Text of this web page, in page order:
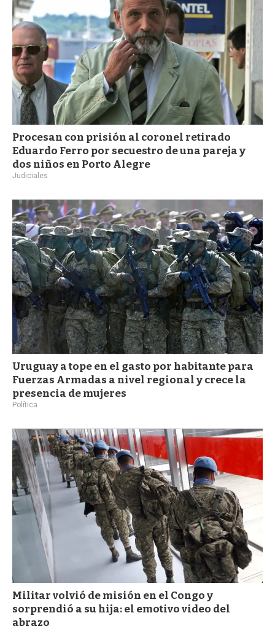
Procesan con prisión al coronel retirado
Eduardo Ferro por secuestro de una pareja y
dos niños en Porto Alegre
Judiciales
Uruguay a tope en el gasto por habitante para
Fuerzas Armadas a nivel regional y crece la
presencia de mujeres
Política
Militar volvió de misión en el Congo y
sorprendió a su hija: el emotivo video del
abrazo